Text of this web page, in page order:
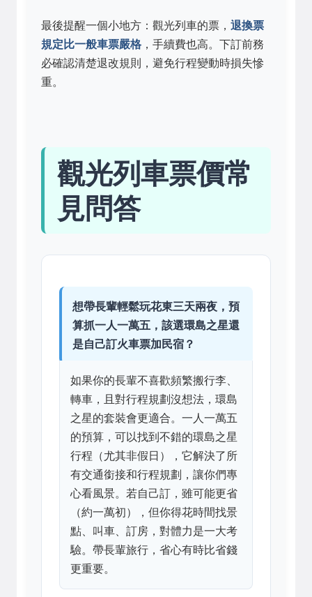
最後提醒一個小地方：觀光列車的票， 退換票
規定比一般車票嚴格 ，手續費也高。下訂前務
必確認清楚退改規則，避免行程變動時損失慘
重。
觀光列車票價常
見問答
想帶長輩輕鬆玩花東三天兩夜，預
算抓一人一萬五，該選環島之星還
是自己訂火車票加民宿？
如果你的長輩不喜歡頻繁搬行李、
轉車，且對行程規劃沒想法，環島
之星的套裝會更適合。一人一萬五
的預算，可以找到不錯的環島之星
行程（尤其非假日），它解決了所
有交通銜接和行程規劃，讓你們專
心看風景。若自己訂，雖可能更省
（約一萬初），但你得花時間找景
點、叫車、訂房，對體力是一大考
驗。帶長輩旅行，省心有時比省錢
更重要。